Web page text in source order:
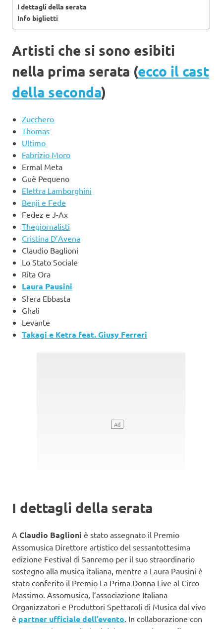
I dettagli della serata
Info biglietti
Artisti che si sono esibiti
nella prima serata (ecco il cast
della seconda)
Zucchero
Thomas
Ultimo
Fabrizio Moro
Ermal Meta
Guè Pequeno
Elettra Lamborghini
Benji e Fede
Fedez e J-Ax
Thegiornalisti
Cristina D’Avena
Claudio Baglioni
Lo Stato Sociale
Rita Ora
Laura Pausini
Sfera Ebbasta
Ghali
Levante
Takagi e Ketra feat. Giusy Ferreri
I dettagli della serata
A Claudio Baglioni è stato assegnato il Premio
Assomusica Direttore artistico del sessantottesima
edizione Festival di Sanremo per il suo straordinario
sostegno alla musica italiana, mentre a Laura Pausini è
stato conferito il Premio La Prima Donna Live al Circo
Massimo. Assomusica, l’associazione Italiana
Organizzatori e Produttori Spettacoli di Musica dal vivo
è partner ufficiale dell’evento . In collaborazione con